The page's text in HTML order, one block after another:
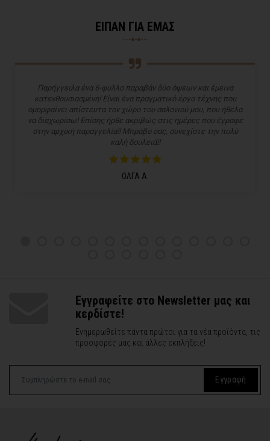
ΕΙΠΑΝ ΓΙΑ ΕΜΑΣ
Παρήγγειλα ένα 6-φυλλο παραβάν δύο όψεων και έμεινα
κατενθουσιασμένη! Είναι ένα πραγματικό έργο τέχνης που
ομορφαίνει απίστευτα τον χώρο του σαλονιού μου, που ήθελα
να διαχωρίσω! Επίσης ήρθε ακριβώς στις ημέρες που έγραφε
στην αρχική παραγγελία!! Μπράβο σας, συνεχίστε την πολύ
καλή δουλειά!!
ΟΛΓΑ Α.
Εγγραφείτε στο Newsletter μας και
κερδίστε!
Ενημερωθείτε πάντα πρώτοι για τα νέα προϊόντα, τις
προσφορές μας και άλλες εκπλήξεις!
Εγγραφή